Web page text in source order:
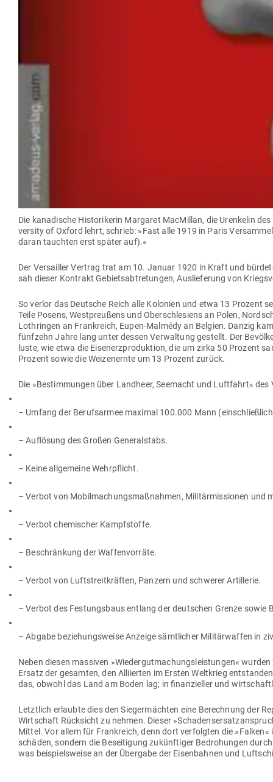
Die kana­dische His­to­ri­kerin Mar­garet MacMillan, die Uren­kelin
versity of Oxford lehrt, schrieb: »Fast alle 1919 in Paris
daran tauchten erst später auf).«
Der Ver­sailler Vertrag trat am 10. Januar 1920 in Kraft und
sah dieser Kon­trakt Gebiets­ab­tre­tungen, Aus­lie­ferung von
So verlor das Deutsche Reich alle Kolonien und etwa 13 Prozent
Teile Posens, West­preußens und Ober­schle­siens an Polen,
Loth­ringen an Frank­reich, Eupen-Malmédy an Belgien. Danzig
fünfzehn Jahre lang unter dessen Ver­waltung gestellt. Der
luste, wie etwa die Eisen­erz­pro­duktion, die um zirka 50 Prozent
Prozent sowie die Wei­zen­ernte um 13 Prozent zurück.
Die »Bestim­mungen über Landheer, See­macht und Luft­fahrt«
– Umfang der Berufs­armee maximal 100.000 Mann
– Auf­lösung des Großen Generalstabs.
– Keine all­ge­meine Wehrpflicht.
– Verbot von Mobil­ma­chungs­maß­nahmen, Mili­tär­mis­sionen und
– Verbot che­mi­scher Kampfstoffe.
– Beschränkung der Waffenvorräte.
– Verbot von Luft­streit­kräften, Panzern und schwerer Artillerie.
– Verbot des Fes­tungsbaus entlang der deut­schen Grenze
– Abgabe bezie­hungs­weise Anzeige sämt­licher Mili­tär­waffen in
Neben diesen mas­siven »Wie­der­gut­ma­chungs­leis­tungen«
Ersatz der gesamten, den Alli­ierten im Ersten Welt­krieg
das, obwohl das Land am Boden lag; in finan­zi­eller und
Letztlich erlaubte dies den Sie­ger­mächten eine Berechnung der
Wirt­schaft Rück­sicht zu nehmen. Dieser
Mittel. Vor allem für Frank­reich, denn dort ver­folgten die
schäden, sondern die Besei­tigung zukünf­tiger Bedro­hungen
was bei­spiels­weise an der Übergabe der Eisen­bahnen und